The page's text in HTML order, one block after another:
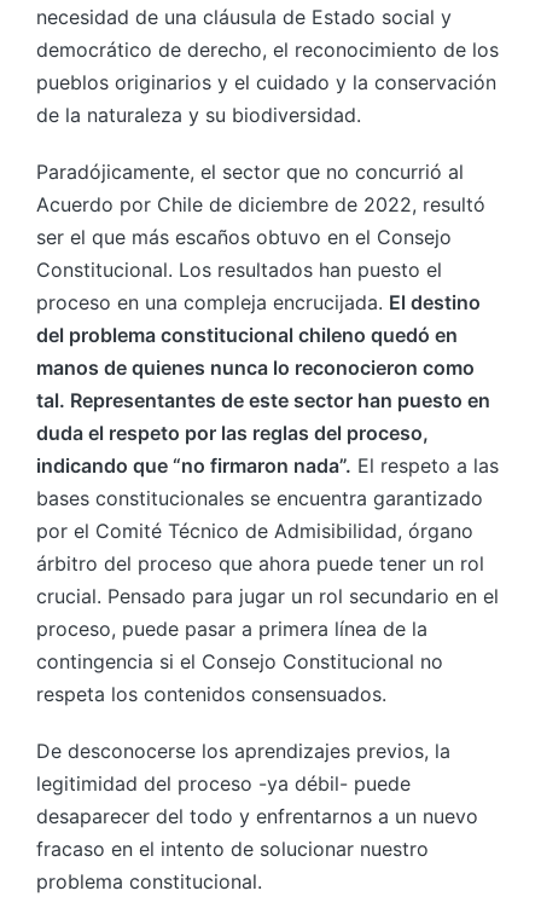
necesidad de una cláusula de Estado social y
democrático de derecho, el reconocimiento de los
pueblos originarios y el cuidado y la conservación
de la naturaleza y su biodiversidad.
Paradójicamente, el sector que no concurrió al
Acuerdo por Chile de diciembre de 2022, resultó
ser el que más escaños obtuvo en el Consejo
Constitucional. Los resultados han puesto el
proceso en una compleja encrucijada. El destino
del problema constitucional chileno quedó en
manos de quienes nunca lo reconocieron como
tal. Representantes de este sector han puesto en
duda el respeto por las reglas del proceso,
indicando que “no firmaron nada”. El respeto a las
bases constitucionales se encuentra garantizado
por el Comité Técnico de Admisibilidad, órgano
árbitro del proceso que ahora puede tener un rol
crucial. Pensado para jugar un rol secundario en el
proceso, puede pasar a primera línea de la
contingencia si el Consejo Constitucional no
respeta los contenidos consensuados.
De desconocerse los aprendizajes previos, la
legitimidad del proceso -ya débil- puede
desaparecer del todo y enfrentarnos a un nuevo
fracaso en el intento de solucionar nuestro
problema constitucional.